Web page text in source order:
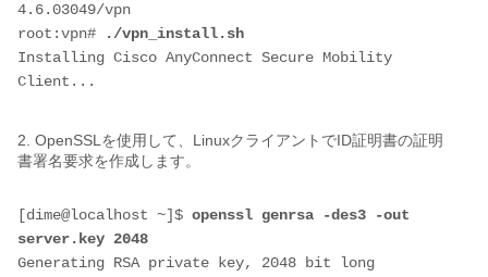
4.6.03049/vpn
root:vpn#
./vpn_install.sh
Installing Cisco AnyConnect Secure Mobility
Client...
2. OpenSSLを使用して、LinuxクライアントでID証明書の証明
書署名要求を作成します。
[dime@localhost ~]$ openssl genrsa -des3 -out
server.key 2048
Generating RSA private key, 2048 bit long